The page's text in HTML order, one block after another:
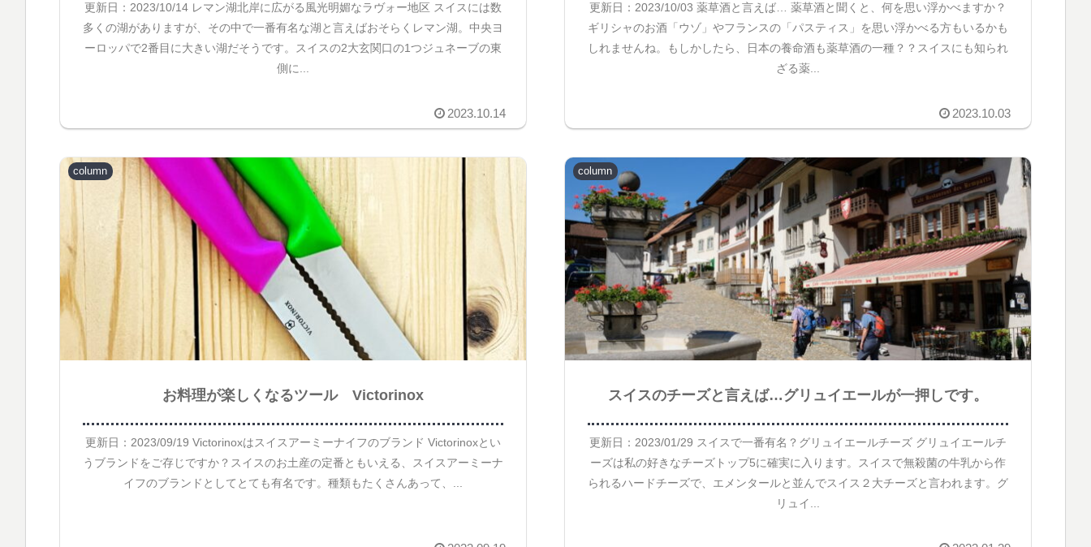
更新日：2023/10/14 レマン湖北岸に広がる風光明媚なラヴォー地区 スイスには数
多くの湖がありますが、その中で一番有名な湖と言えばおそらくレマン湖。中央ヨ
ーロッパで2番目に大きい湖だそうです。スイスの2大玄関口の1つジュネーブの東
側に...
2023.10.14
更新日：2023/10/03 薬草酒と言えば… 薬草酒と聞くと、何を思い浮かべますか？
ギリシャのお酒「ウゾ」やフランスの「パスティス」を思い浮かべる方もいるかも
しれませんね。もしかしたら、日本の養命酒も薬草酒の一種？？スイスにも知られ
ざる薬...
2023.10.03
column
お料理が楽しくなるツール Victorinox
更新日：2023/09/19 Victorinoxはスイスアーミーナイフのブランド Victorinoxとい
うブランドをご存じですか？スイスのお土産の定番ともいえる、スイスアーミーナ
イフのブランドとしてとても有名です。種類もたくさんあって、...
column
スイスのチーズと言えば…グリュイエールが一押しです。
更新日：2023/01/29 スイスで一番有名？グリュイエールチーズ グリュイエールチ
ーズは私の好きなチーズトップ5に確実に入ります。スイスで無殺菌の牛乳から作
られるハードチーズで、エメンタールと並んでスイス２大チーズと言われます。グ
リュイ...